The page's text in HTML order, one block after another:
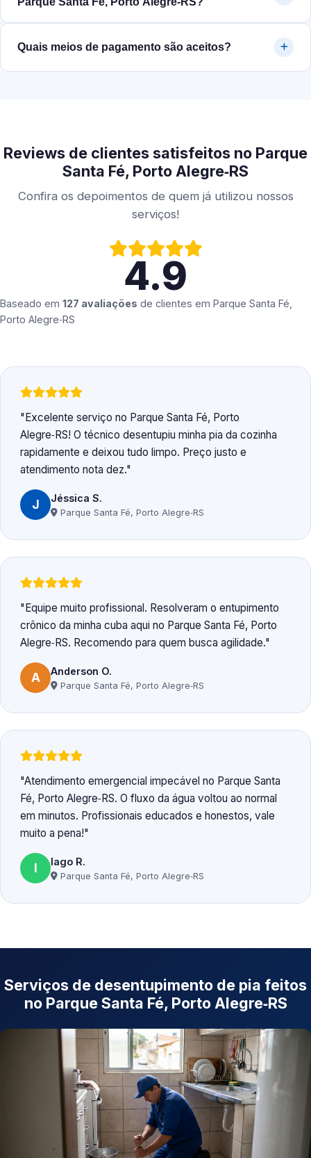
Quais meios de pagamento são aceitos?
Reviews de clientes satisfeitos no Parque
Santa Fé, Porto Alegre‑RS
Confira os depoimentos de quem já utilizou nossos
serviços!
4.9
Baseado em 127 avaliações de clientes em Parque Santa Fé,
Porto Alegre‑RS
Excelente serviço no Parque Santa Fé, Porto
Alegre‑RS! O técnico desentupiu minha pia da cozinha
rapidamente e deixou tudo limpo. Preço justo e
atendimento nota dez.
J Jéssica S.
Parque Santa Fé, Porto Alegre‑RS
Equipe muito profissional. Resolveram o entupimento
crônico da minha cuba aqui no Parque Santa Fé, Porto
Alegre‑RS. Recomendo para quem busca agilidade.
A Anderson O.
Parque Santa Fé, Porto Alegre‑RS
Atendimento emergencial impecável no Parque Santa
Fé, Porto Alegre‑RS. O fluxo da água voltou ao normal
em minutos. Profissionais educados e honestos, vale
muito a pena!
I Iago R.
Parque Santa Fé, Porto Alegre‑RS
Serviços de desentupimento de pia feitos
no Parque Santa Fé, Porto Alegre‑RS